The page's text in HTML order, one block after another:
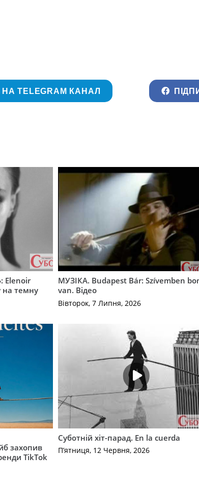
TELEGRAM КАНАЛ
Elenoir
на темну
МУЗІКА. Budapest Bár: Szívemben
van. Відео
Вівторок, 7 Липня, 2026
захопив
TikTok
Суботній хіт-парад. En la cuerda
П’ятниця, 12 Червня, 2026